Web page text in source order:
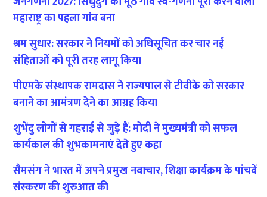
महाराष्ट्र का पहला गांव बना
श्रम सुधार: सरकार ने नियमों को अधिसूचित कर चार नई
संहिताओं को पूरी तरह लागू किया
पीएमके संस्थापक रामदास ने राज्यपाल से टीवीके को सरकार
बनाने का आमंत्रण देने का आग्रह किया
शुभेंदु लोगों से गहराई से जुड़े हैं: मोदी ने मुख्यमंत्री को सफल
कार्यकाल की शुभकामनाएं देते हुए कहा
सैमसंग ने भारत में अपने प्रमुख नवाचार, शिक्षा कार्यक्रम के पांचवें
संस्करण की शुरुआत की